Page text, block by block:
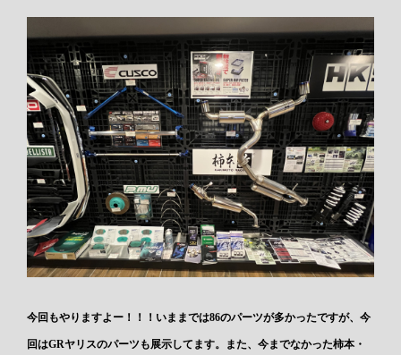
今回もやりますよー！！！いままでは86のパーツが多かったですが、今
回はGRヤリスのパーツも展示してます。また、今までなかった柿本・